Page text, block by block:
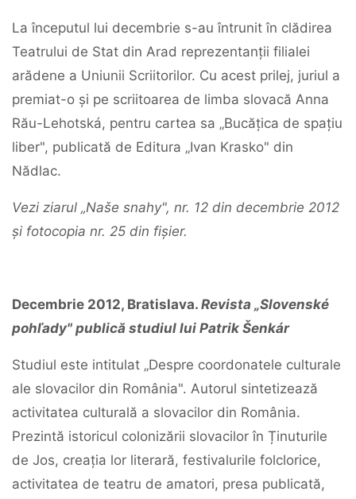
La începutul lui decembrie s-au întrunit în clădirea
Teatrului de Stat din Arad reprezentanții filialei
arădene a Uniunii Scriitorilor. Cu acest prilej, juriul a
premiat-o și pe scriitoarea de limba slovacă Anna
Rău-Lehotská, pentru cartea sa „Bucățica de spațiu
liber", publicată de Editura „Ivan Krasko" din
Nădlac.
Vezi ziarul „Naše snahy", nr. 12 din decembrie 2012
și fotocopia nr. 25 din fișier.
Decembrie 2012, Bratislava. Revista „Slovenské
pohľady" publică studiul lui Patrik Šenkár
Studiul este intitulat „Despre coordonatele culturale
ale slovacilor din România". Autorul sintetizează
activitatea culturală a slovacilor din România.
Prezintă istoricul colonizării slovacilor în Ținuturile
de Jos, creația lor literară, festivalurile folclorice,
activitatea de teatru de amatori, presa publicată,